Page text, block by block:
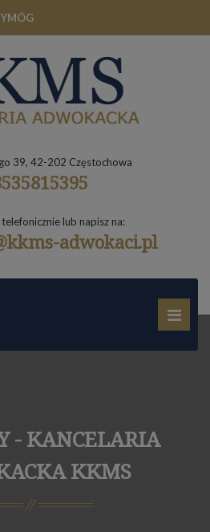
39, 42-202 Częstochowa
lub napisz na:
adwokaci.pl
- KANCELARIA
KKMS